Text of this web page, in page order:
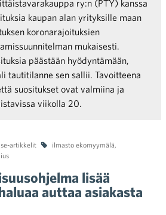
ry:n (PTY) kanssa
kaupan alan yrityksille maan
koronarajoituksien
mukaisesti.
päästään hyödyntämään,
tautitilanne sen sallii. Tavoitteena
suositukset ovat valmiina ja
viikolla 20.
artikkelit ilmasto ekomyymälä,
lisää
auttaa asiakasta